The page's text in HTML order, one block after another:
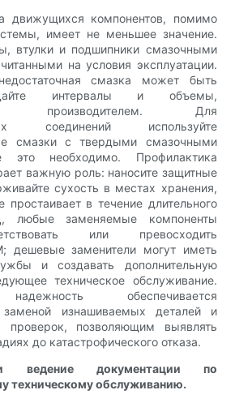
движущихся компонентов, помимо
имеет не меньшее значение.
втулки и подшипники смазочными
на условия эксплуатации.
смазка может быть
интервалы и объемы,
производителем. Для
соединений используйте
смазки с твердыми смазочными
это необходимо. Профилактика
важную роль: наносите защитные
сухость в местах хранения,
простаивает в течение длительного
любые заменяемые компоненты
или превосходить
дешевые заменители могут иметь
и создавать дополнительную
техническое обслуживание.
обеспечивается
заменой изнашиваемых деталей и
проверок, позволяющим выявлять
до катастрофического отказа.
ведение документации по
техническому обслуживанию.